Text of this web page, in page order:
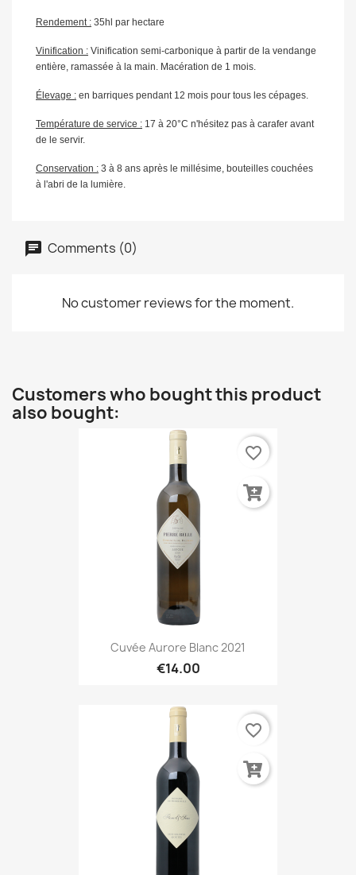
Rendement : 35hl par hectare
Vinification : Vinification semi-carbonique à partir de la vendange
entière, ramassée à la main. Macération de 1 mois.
Élevage : en barriques pendant 12 mois pour tous les cépages.
Température de service : 17 à 20°C n'hésitez pas à carafer avant
de le servir.
Conservation : 3 à 8 ans après le millésime, bouteilles couchées
à l'abri de la lumière.
Comments (0)
No customer reviews for the moment.
Customers who bought this product
also bought:
Cuvée Aurore Blanc 2021
€14.00
favorite_border
favorite_border